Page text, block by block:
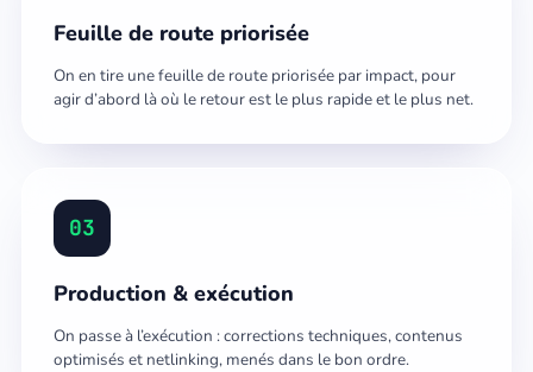
Feuille de route priorisée
On en tire une feuille de route priorisée par impact, pour
agir d’abord là où le retour est le plus rapide et le plus net.
03
Production & exécution
On passe à l’exécution : corrections techniques, contenus
optimisés et netlinking, menés dans le bon ordre.